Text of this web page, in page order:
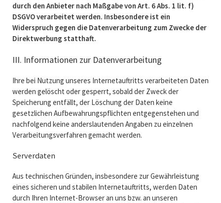
durch den Anbieter nach Maßgabe von Art. 6 Abs. 1 lit. f)
DSGVO verarbeitet werden. Insbesondere ist ein
Widerspruch gegen die Datenverarbeitung zum Zwecke der
Direktwerbung statthaft.
III. Informationen zur Datenverarbeitung
Ihre bei Nutzung unseres Internetauftritts verarbeiteten Daten
werden gelöscht oder gesperrt, sobald der Zweck der
Speicherung entfällt, der Löschung der Daten keine
gesetzlichen Aufbewahrungspflichten entgegenstehen und
nachfolgend keine anderslautenden Angaben zu einzelnen
Verarbeitungsverfahren gemacht werden.
Serverdaten
Aus technischen Gründen, insbesondere zur Gewährleistung
eines sicheren und stabilen Internetauftritts, werden Daten
durch Ihren Internet-Browser an uns bzw. an unseren